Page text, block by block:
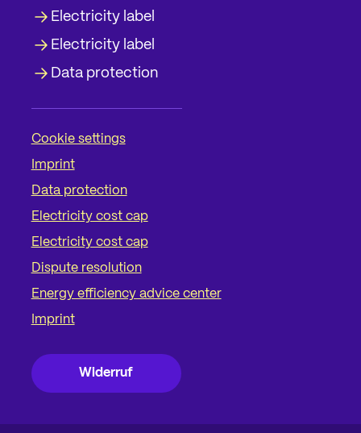
Electricity label
Electricity label
Data protection
Cookie settings
Imprint
Data protection
Electricity cost cap
Electricity cost cap
Dispute resolution
Energy efficiency advice center
Imprint
Widerruf